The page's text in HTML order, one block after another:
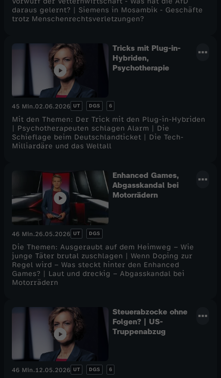
daraus gelernt? | Siemens in Mosambik - Geschäfte
trotz Menschenrechtsverletzungen?
Tricks mit Plug-in-
Hybriden,
Psychotherapie
45 Min.02.06.2026 UT DGS 6
Mit den Themen: Der Trick mit den Plug-in-Hybriden
| Psychotherapeuten schlagen Alarm | Die
Schieflage beim Deutschlandticket | Die Tech-
Milliardäre und das Weltall
Enhanced Games,
Abgasskandal bei
Motorrädern
46 Min.26.05.2026 UT DGS
Die Themen: Ausgeraubt auf dem Heimweg – Wie
junge Täter brutal zuschlagen | Wenn Doping zur
Regel wird – Was steckt hinter den Enhanced
Games? | Laut und dreckig – Abgasskandal bei
Motorrädern
Steuerabzocke ohne
Folgen? | US-
Truppenabzug
46 Min.12.05.2026 UT DGS 6